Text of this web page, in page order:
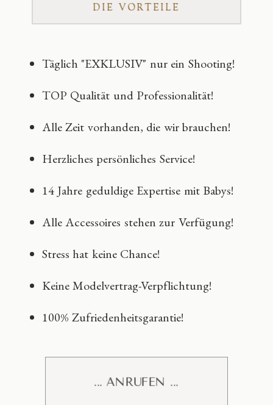
DIE VORTEILE
Täglich "EXKLUSIV" nur ein Shooting!
TOP Qualität und Professionalität!
Alle Zeit vorhanden, die wir brauchen!
Herzliches persönliches Service!
14 Jahre geduldige Expertise mit Babys!
Alle Accessoires stehen zur Verfügung!
Stress hat keine Chance!
Keine Modelvertrag-Verpflichtung!
100% Zufriedenheitsgarantie!
... ANRUFEN ...